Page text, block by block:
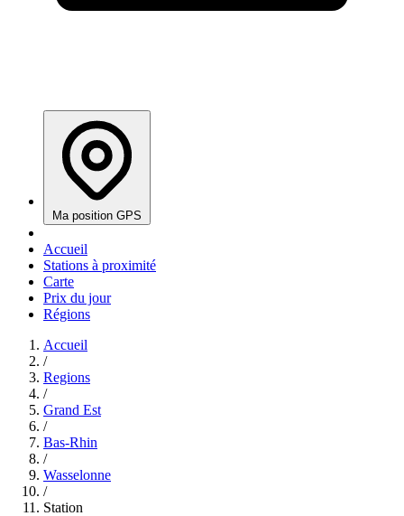
Ma position GPS
Accueil
Stations à proximité
Carte
Prix du jour
Régions
Accueil
/
Regions
/
Grand Est
/
Bas-Rhin
/
Wasselonne
/
Station